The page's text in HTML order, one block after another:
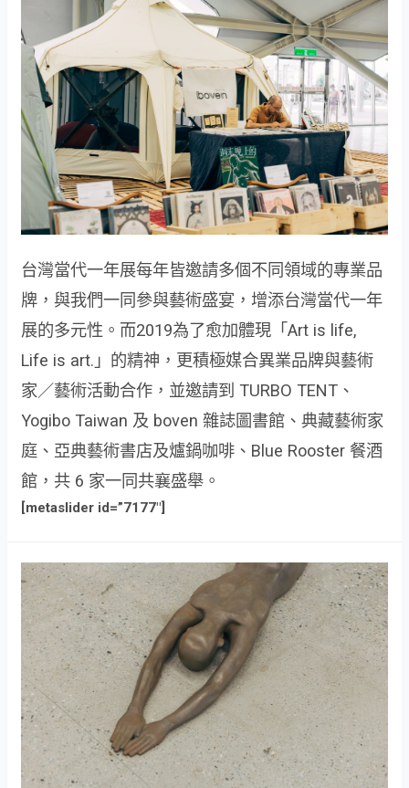
台灣當代一年展每年皆邀請多個不同領域的專業品
牌，與我們一同參與藝術盛宴，增添台灣當代一年
展的多元性。而2019為了愈加體現「Art is life,
Life is art.」的精神，更積極媒合異業品牌與藝術
家／藝術活動合作，並邀請到 TURBO TENT、
Yogibo Taiwan 及 boven 雜誌圖書館、典藏藝術家
庭、亞典藝術書店及爐鍋咖啡、Blue Rooster 餐酒
館，共 6 家一同共襄盛舉。
[metaslider id=”7177″]